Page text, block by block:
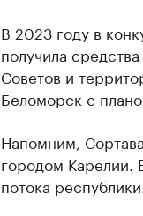
В 2023 году в
получила
Советов и
Беломорск с
Напомним,
городом Карелии.
потока республики.